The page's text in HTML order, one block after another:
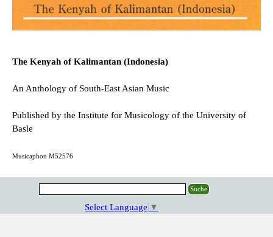
The Kenyah of Kalimantan (Indonesia)
An Anthology of South-East Asian Music
Published by the Institute for Musicology of the University of
Basle
Musicaphon M52576
Select Language ▼
Suche